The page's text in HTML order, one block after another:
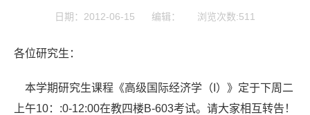
日期：2012-06-15 编辑： 浏览次数:511
各位研究生：
本学期研究生课程《高级国际经济学（I）》定于下周二
上午10：:0-12:00在教四楼B-603考试。请大家相互转告！